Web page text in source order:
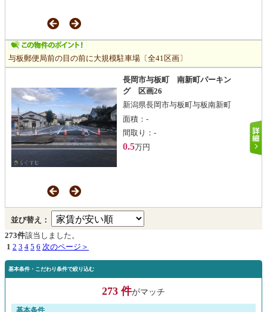
与板郵便局前の目の前に大規模駐車場〔全41区画〕
長岡市与板町 南新町パーキン
グ 区画26
新潟県長岡市与板町与板南新町
面積： -
間取り： -
0.5万円
並び替え：
273件該当しました。
1 2 3 4 5 6 次のページ＞
基本条件・こだわり条件で絞り込む
273 件がマッチ
基本条件